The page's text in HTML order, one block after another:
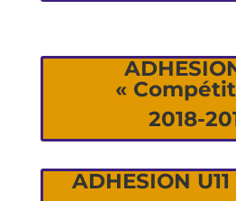
«
2018-
ADHESION